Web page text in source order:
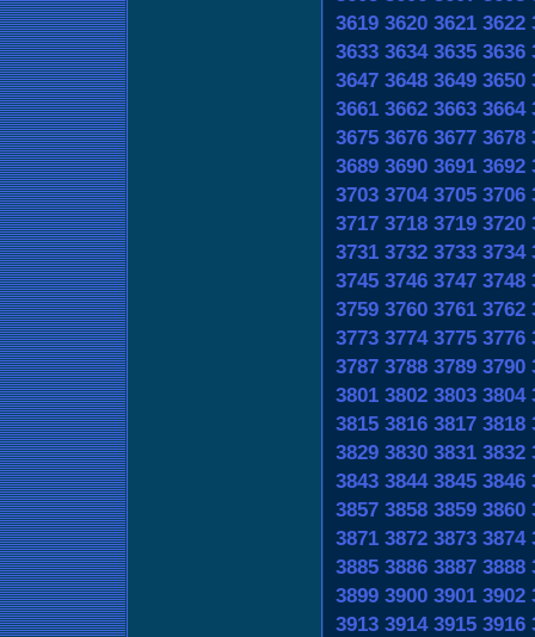
3619 3620 3621 3622
3633 3634 3635 3636
3647 3648 3649 3650
3661 3662 3663 3664
3675 3676 3677 3678
3689 3690 3691 3692
3703 3704 3705 3706
3717 3718 3719 3720
3731 3732 3733 3734
3745 3746 3747 3748
3759 3760 3761 3762
3773 3774 3775 3776
3787 3788 3789 3790
3801 3802 3803 3804
3815 3816 3817 3818
3829 3830 3831 3832
3843 3844 3845 3846
3857 3858 3859 3860
3871 3872 3873 3874
3885 3886 3887 3888
3899 3900 3901 3902
3913 3914 3915 3916